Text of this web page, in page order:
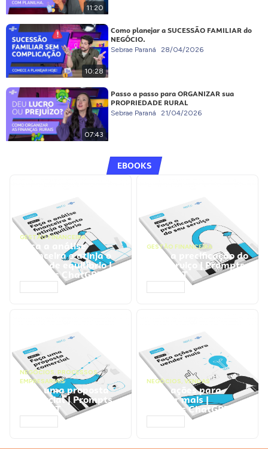
11:20
10:28
Como planejar a SUCESSÃO FAMILIAR do
NEGÓCIO.
Sebrae Paraná 28/04/2026
07:43
Passo a passo para ORGANIZAR sua
PROPRIEDADE RURAL
Sebrae Paraná 21/04/2026
EBOOKS
GESTÃO FINANCEIRA
Faça a análise
financeira e atinja o
ponto de equilíbrio |
Prompts ChatGPT
GESTÃO FINANCEIRA
Faça a precificação do
seu serviço | Prompts
ChatGPT
NEGÓCIOS, PROCESSOS
EMPRESARIAIS
Faça uma proposta
comercial | Prompts
ChatGPT
NEGÓCIOS, VENDAS
Faça ações para
vender mais |
Prompts ChatGPT